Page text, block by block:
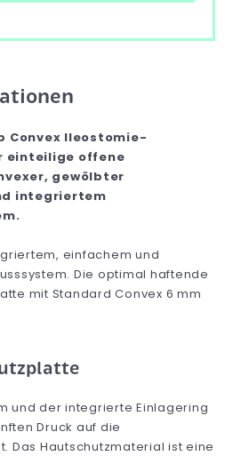
Convex Ileostomie-
einteilige offene
gewölbter
integriertem
einfachem und
Die optimal haftende
mit Standard Convex 6 mm
und der integrierte Einlagering
Druck auf die
Das Hautschutzmaterial ist eine